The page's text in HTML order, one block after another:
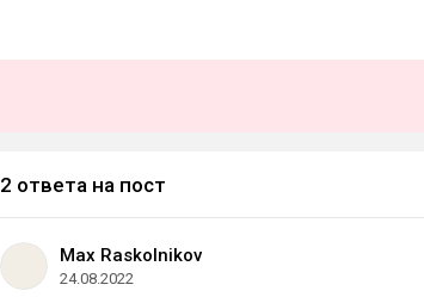
2 ответа на пост
Max Raskolnikov
24.08.2022